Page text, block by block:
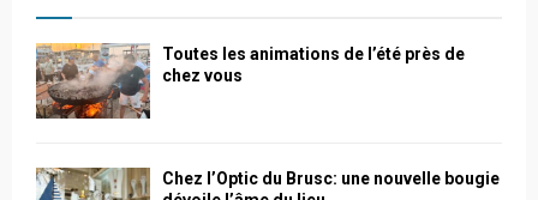
Toutes les animations de l’été près de
chez vous
Chez l’Optic du Brusc: une nouvelle bougie